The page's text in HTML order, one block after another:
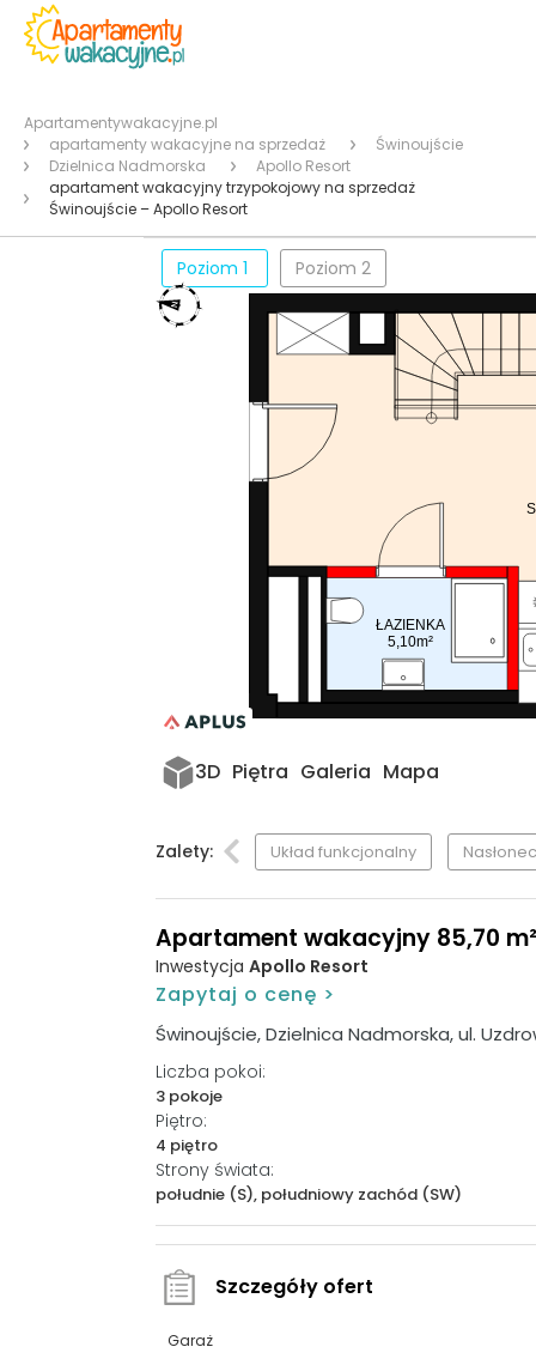
Apartamentywakacyjne.pl
apartamenty wakacyjne na sprzedaż
Świnoujście
Dzielnica Nadmorska
Apollo Resort
apartament wakacyjny trzypokojowy na sprzedaż
Świnoujście – Apollo Resort
Poziom 1 Poziom 2
ŁAZIENKA
5,10m²
3D Piętra Galeria Mapa
Zalety: Układ funkcjonalny
Apartament wakacyjny 85,70
Inwestycja Apollo Resort
Zapytaj o cenę >
Świnoujście, Dzielnica Nadmorska, ul.
Liczba pokoi:
3 pokoje
Piętro:
4 piętro
Strony świata:
południe (S), południowy zachód (SW)
Szczegóły ofert
Garaż